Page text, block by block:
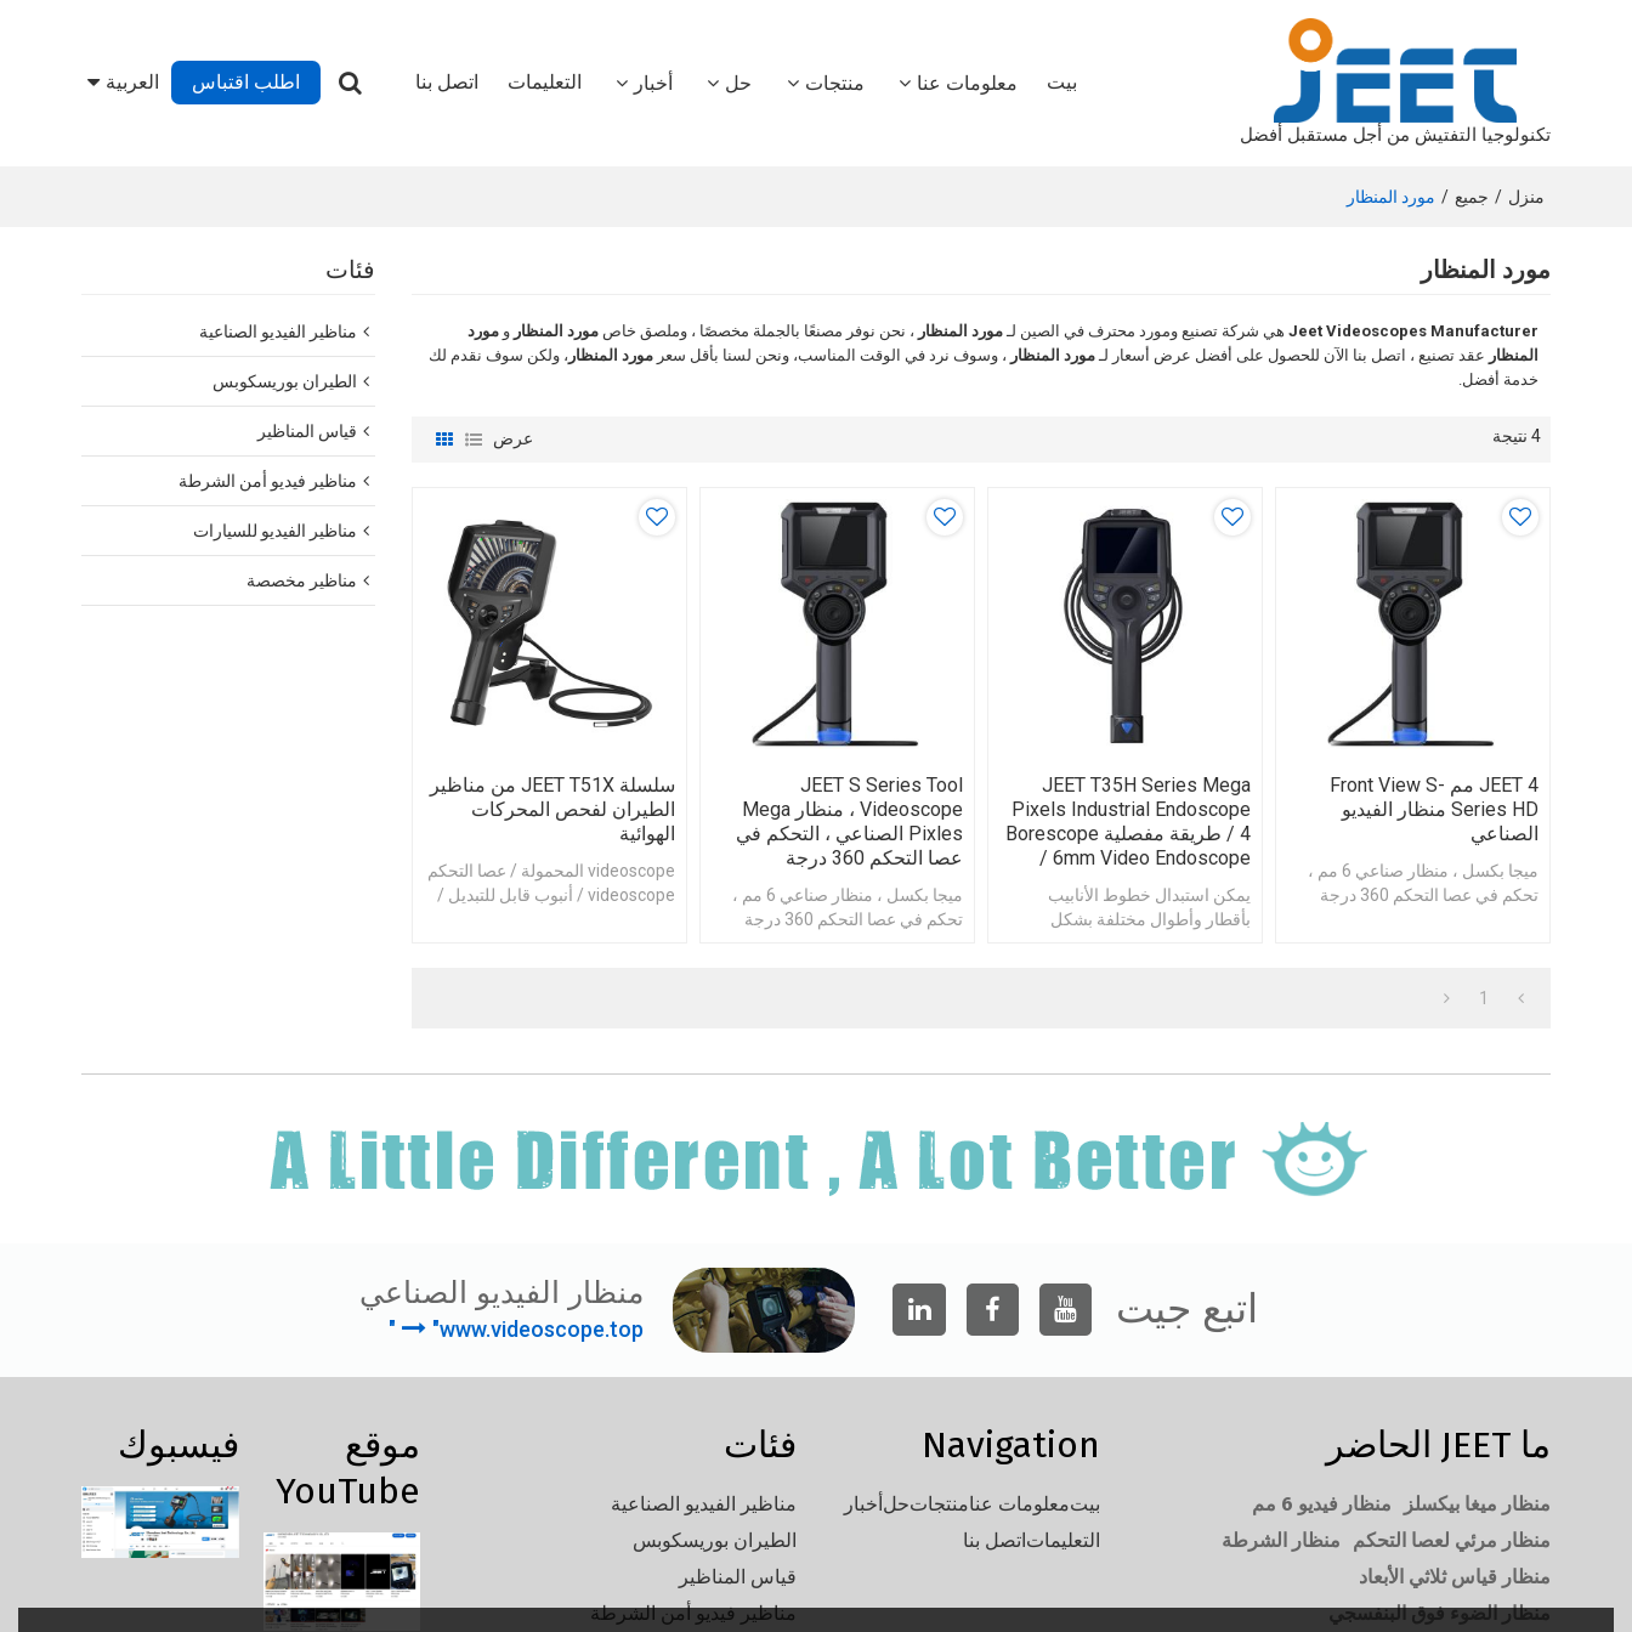
تكنولوجيا التفتيش من أجل مستقبل أفضل
بيت معلومات عنا منتجات حل أخبار التعليمات اتصل بنا اطلب اقتباس العربية
منزل / جميع / مورد المنظار
فئات
مناظير الفيديو الصناعية
الطيران بوريسكوبس
قياس المناظير
مناظير فيديو أمن الشرطة
مناظير الفيديو للسيارات
مناظير مخصصة
مورد المنظار
Jeet Videoscopes Manufacturer هي شركة تصنيع ومورد محترف في الصين لـمورد المنظار ، نحن نوفر مصنعًا بالجملة مخصصًا ، وملصق خاصمورد المنظار ومورد
المنظار عقد تصنيع ، اتصل بنا الآن للحصول على أفضل عرض أسعار لـمورد المنظار ، وسوف نرد في الوقت المناسب، ونحن لسنا بأقل سعرمورد المنظار ، ولكن سوف نقدم لك
خدمة أفضل.
4 نتيجة عرض
JEET 4 مم Front View S-
Series HD منظار الفيديو
الصناعي
ميجا بكسل ، منظار صناعي 6 مم ،
تحكم في عصا التحكم 360 درجة
JEET T35H Series Mega
Pixels Industrial Endoscope
/ 4 طريقة مفصلية Borescope
/ 6mm Video Endoscope
يمكن استبدال خطوط الأنابيب
بأقطار وأطوال مختلفة بشكل
JEET S Series Tool
Videoscope ، منظار Mega
Pixles الصناعي ، التحكم في
عصا التحكم 360 درجة
ميجا بكسل ، منظار صناعي 6 مم ،
تحكم في عصا التحكم 360 درجة
سلسلة JEET T51X من مناظير
الطيران لفحص المحركات
الهوائية
videoscope المحمولة / عصا التحكم
videoscope / أنبوب قابل للتبديل /
1
اتبع جيت منظار الفيديو الصناعي
"www.videoscope.top"
ما JEET الحاضر
منظار ميغا بيكسلز
منظار فيديو 6 مم
منظار مرئي لعصا التحكم
منظار الشرطة
منظار قياس ثلاثي الأبعاد
منظار الضوء فوق البنفسجي
Navigation
بيتمعلومات عنامنتجاتحلأخبار
التعليماتاتصل بنا
فئات
مناظير الفيديو الصناعية
الطيران بوريسكوبس
قياس المناظير
مناظير فيديو أمن الشرطة
موقع
YouTube
فيسبوك